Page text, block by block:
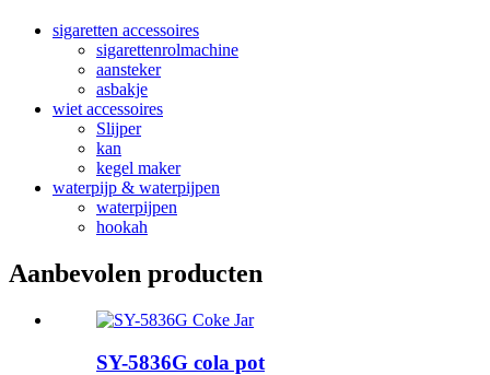
sigaretten accessoires
sigarettenrolmachine
aansteker
asbakje
wiet accessoires
Slijper
kan
kegel maker
waterpijp & waterpijpen
waterpijpen
hookah
Aanbevolen producten
SY-5836G cola pot